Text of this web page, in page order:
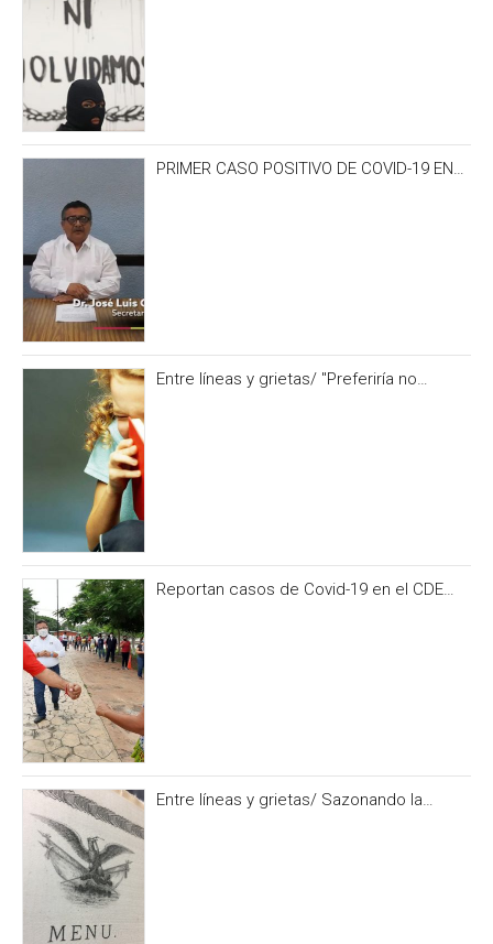
PRIMER CASO POSITIVO DE COVID-19 EN
Entre líneas y grietas/ "Preferiría no
Reportan casos de Covid-19 en el CDE
Entre líneas y grietas/ Sazonando la